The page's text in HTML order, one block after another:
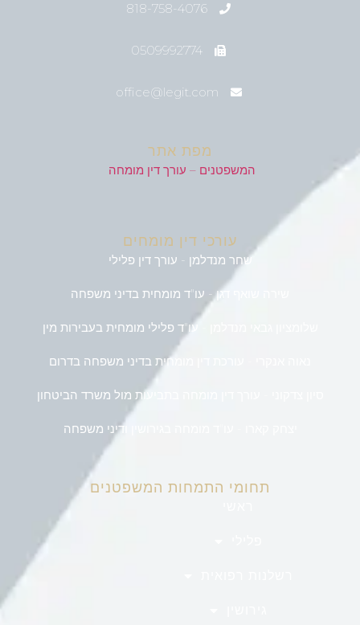
818-758-4076
0509992774
office@legit.com
מפת אתר
המשפטנים – עורך דין מומחה
עורכי דין מומחים
שחר מנדלמן - עורך דין פלילי
שירה שואף דגן - עו"ד מומחית בדיני משפחה
שלומציון גבאי מנדלמן - עו"ד פלילי מומחית בעבירות מין
נאוה אנקרי - עורכת דין מומחית בדיני משפחה בדרום
סיון צדקוני - עורך דין מומחה בתביעות מול משרד הביטחון
יצחק קארו - עו"ד מומחה בגירושין ודיני משפחה
תחומי התמחות המשפטנים